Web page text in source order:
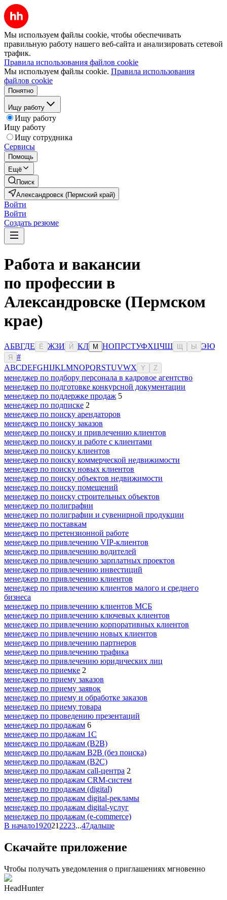
Мы используем файлы cookie, чтобы обеспечивать
правильную работу нашего веб-сайта и анализировать сетевой
трафик.
Правила использования файлов cookie
Мы используем файлы cookie. Правила использования
файлов cookie
Понятно
Ищу работу
Ищу работу
Ищу работу
Ищу сотрудника
Сервисы
Помощь
Ещё
Поиск
Александровск (Пермский край)
Войти
Войти
Создать резюме
Работа и вакансии
по профессии в
Александровске (Пермском
крае)
АБВГДЕ Ё ЖЗИ Й КЛ М НОПРСТУФХЦЧШ Ы ЭЮ
Я
#
ABCDEFGHIJKLMNOPQRSTUVWX Y Z
менеджер по подбору персонала в кадровое агентство
менеджер по подготовке конкурсной документации
менеджер по поддержке продаж 5
менеджер по подписке 2
менеджер по поиску арендаторов
менеджер по поиску заказов
менеджер по поиску и привлечению клиентов
менеджер по поиску и работе с клиентами
менеджер по поиску клиентов
менеджер по поиску коммерческой недвижимости
менеджер по поиску новых клиентов
менеджер по поиску объектов недвижимости
менеджер по поиску помещений
менеджер по поиску строительных объектов
менеджер по полиграфии
менеджер по полиграфии и сувенирной продукции
менеджер по поставкам
менеджер по претензионной работе
менеджер по привлечению VIP-клиентов
менеджер по привлечению водителей
менеджер по привлечению зарплатных проектов
менеджер по привлечению инвестиций
менеджер по привлечению клиентов
менеджер по привлечению клиентов малого и среднего
бизнеса
менеджер по привлечению клиентов МСБ
менеджер по привлечению ключевых клиентов
менеджер по привлечению корпоративных клиентов
менеджер по привлечению новых клиентов
менеджер по привлечению партнеров
менеджер по привлечению трафика
менеджер по привлечению юридических лиц
менеджер по приемке 2
менеджер по приему заказов
менеджер по приему заявок
менеджер по приему и обработке заказов
менеджер по приему товара
менеджер по проведению презентаций
менеджер по продажам 6
менеджер по продажам 1С
менеджер по продажам (B2B)
менеджер по продажам B2B (без поиска)
менеджер по продажам (B2C)
менеджер по продажам call-центра 2
менеджер по продажам CRM-систем
менеджер по продажам (digital)
менеджер по продажам digital-рекламы
менеджер по продажам digital-услуг
менеджер по продажам (e-commerce)
В начало192021 2223...47дальше
Скачайте приложение
Чтобы получать уведомления о приглашениях мгновенно
HeadHunter